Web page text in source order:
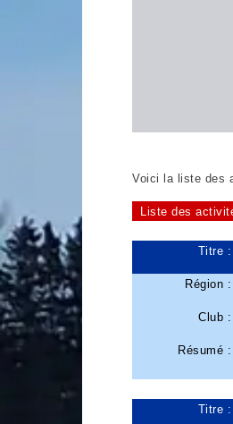
Voici la liste des
Liste des
Titre :
Club
Résumé :
Titre :